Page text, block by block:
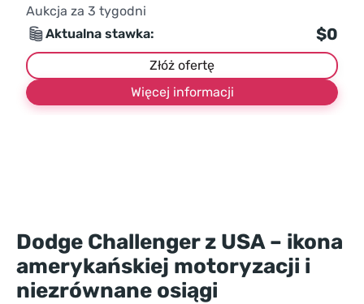
Aukcja za 3 tygodni
Aktualna stawka:
$0
Złóż ofertę
Więcej informacji
Dodge Challenger z USA – ikona
amerykańskiej motoryzacji i
niezrównane osiągi